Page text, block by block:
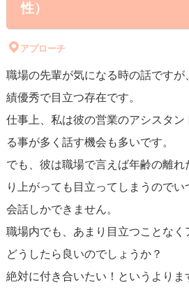
性）
アプローチ
職場の先輩が気になる時の話です
績優秀で目立つ存在です。
仕事上、私は彼の営業のアシスタン
る事が多く話す機会も多いです。
でも、彼は職場で言えば年齢の離れ
り上がっても目立ってしまうので
会話しかできません。
職場内でも、あまり目立つことなく
どうしたら良いのでしょうか？
絶対に付き合いたい！というよりま